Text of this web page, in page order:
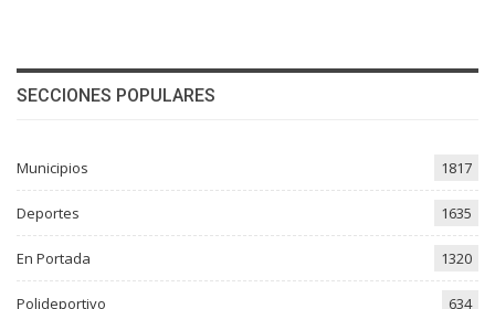
SECCIONES POPULARES
Municipios 1817
Deportes 1635
En Portada 1320
Polideportivo 634